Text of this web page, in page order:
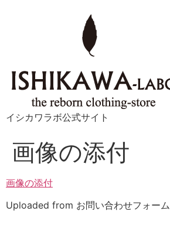
イシカワラボ公式サイト
画像の添付
画像の添付
Uploaded from お問い合わせフォーム